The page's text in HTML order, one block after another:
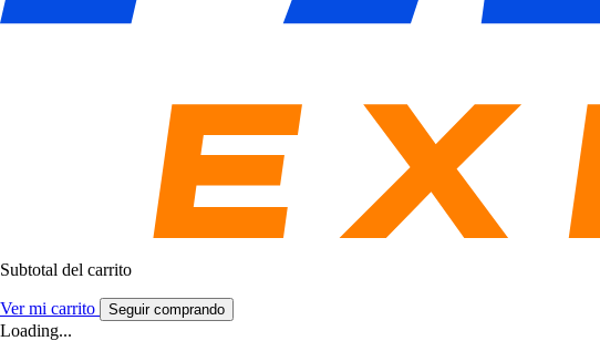
Subtotal del carrito
Ver mi carrito Seguir comprando
Loading...